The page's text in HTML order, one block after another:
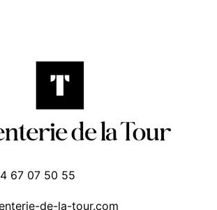
67 07 50 55
de-la-tour.com